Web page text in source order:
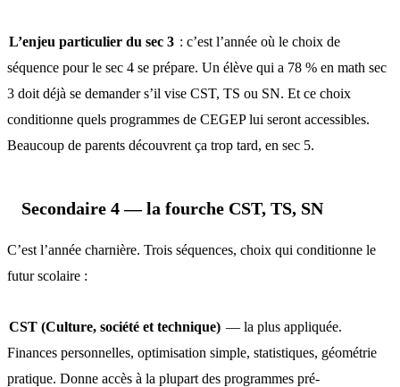
L’enjeu particulier du sec 3 : c’est l’année où le choix de
séquence pour le sec 4 se prépare. Un élève qui a 78 % en math sec
3 doit déjà se demander s’il vise CST, TS ou SN. Et ce choix
conditionne quels programmes de CEGEP lui seront accessibles.
Beaucoup de parents découvrent ça trop tard, en sec 5.
Secondaire 4 — la fourche CST, TS, SN
C’est l’année charnière. Trois séquences, choix qui conditionne le
futur scolaire :
CST (Culture, société et technique) — la plus appliquée.
Finances personnelles, optimisation simple, statistiques, géométrie
pratique. Donne accès à la plupart des programmes pré-